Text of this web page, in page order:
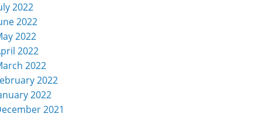
2022
2022
2022
2022
2022
2022
2022
2021